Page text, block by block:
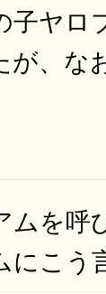
子ヤロ
が、な
ムを呼
こう